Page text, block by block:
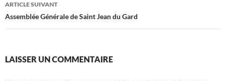
ARTICLE SUIVANT
Assemblée Générale de Saint Jean du Gard
LAISSER UN COMMENTAIRE